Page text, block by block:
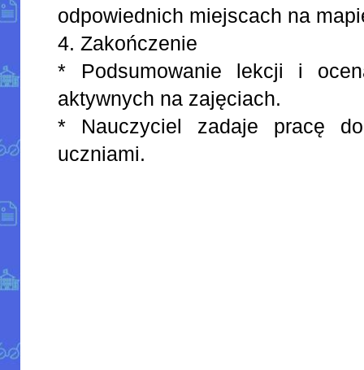
odpowiednich miejscach na
4. Zakończenie
* Podsumowanie lekcji i
aktywnych na zajęciach.
* Nauczyciel zadaje pracę
uczniami.